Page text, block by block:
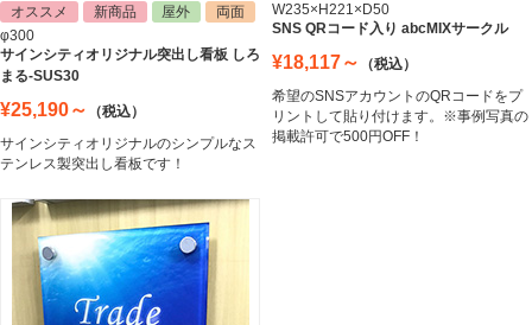
オススメ
新商品 屋外
両面
φ300
サインシティオリジナル突出し看板 しろ
まる-SUS30
¥25,190～
（税込）
サインシティオリジナルのシンプルなス
テンレス製突出し看板です！
W235×H221×D50
SNS QRコード入り abcMIXサークル
¥18,117～
（税込）
希望のSNSアカウントのQRコードをプ
リントして貼り付けます。※事例写真の
掲載許可で500円OFF！